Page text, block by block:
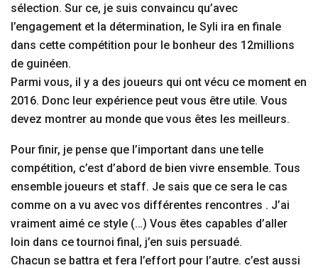
sélection. Sur ce, je suis convaincu qu’avec
l’engagement et la détermination, le Syli ira en finale
dans cette compétition pour le bonheur des 12millions
de guinéen.
Parmi vous, il y a des joueurs qui ont vécu ce moment en
2016. Donc leur expérience peut vous être utile. Vous
devez montrer au monde que vous êtes les meilleurs.
Pour finir, je pense que l’important dans une telle
compétition, c’est d’abord de bien vivre ensemble. Tous
ensemble joueurs et staff. Je sais que ce sera le cas
comme on a vu avec vos différentes rencontres . J’ai
vraiment aimé ce style (…) Vous êtes capables d’aller
loin dans ce tournoi final, j’en suis persuadé.
Chacun se battra et fera l’effort pour l’autre. c’est aussi